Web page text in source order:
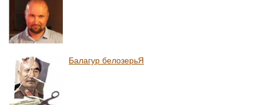
Балагур белозерьЯ